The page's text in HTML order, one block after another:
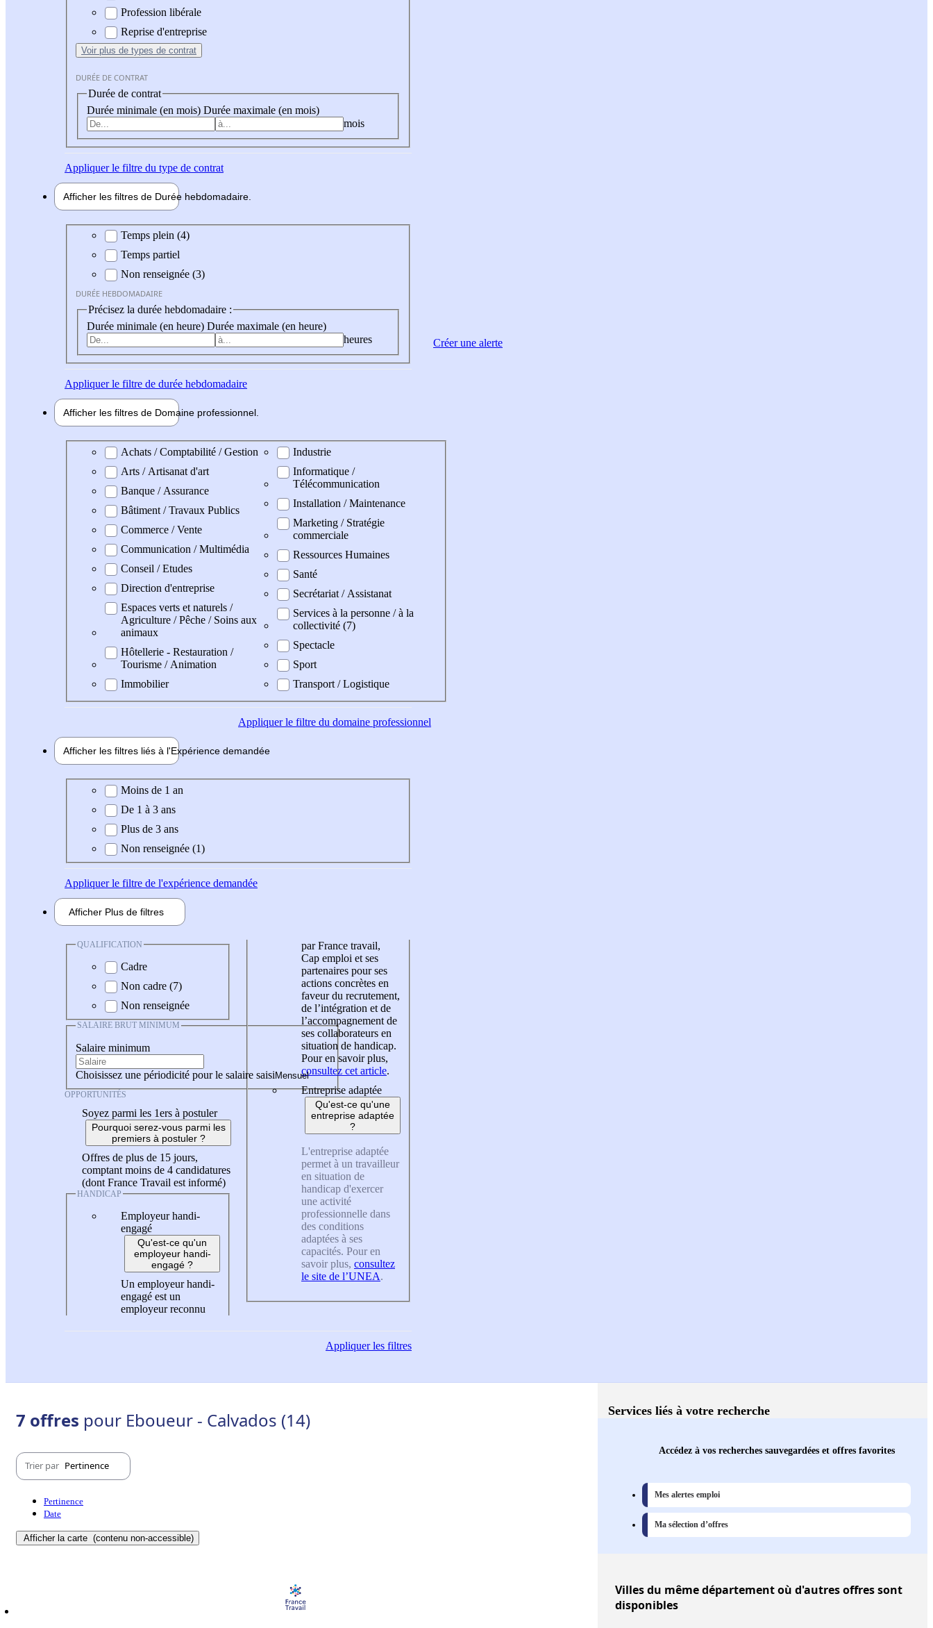
Profession libérale
Reprise d'entreprise
Voir plus de types de contrat
DURÉE DE CONTRAT
Durée de contrat
Durée minimale (en mois) Durée maximale (en mois)
mois
Appliquerle filtre du type de contrat
Afficher les filtres de Durée hebdomadaire
Durée hebdomadaire
Temps plein (4)
Temps partiel
Non renseignée (3)
DURÉE HEBDOMADAIRE
Précisez la durée hebdomadaire :
Durée minimale (en heure) Durée maximale (en heure)
heures
Appliquerle filtre de durée hebdomadaire
Afficher les filtres de Domaine professionnel
Domaine professionel
Achats / Comptabilité / Gestion
Arts / Artisanat d'art
Banque / Assurance
Bâtiment / Travaux Publics
Commerce / Vente
Communication / Multimédia
Conseil / Etudes
Direction d'entreprise
Espaces verts et naturels /
Agriculture / Pêche / Soins aux
animaux
Hôtellerie - Restauration /
Tourisme / Animation
Immobilier
Industrie
Informatique /
Télécommunication
Installation / Maintenance
Marketing / Stratégie
commerciale
Ressources Humaines
Santé
Secrétariat / Assistanat
Services à la personne / à la
collectivité (7)
Spectacle
Sport
Transport / Logistique
Appliquerle filtre du domaine professionnel
Afficher les filtres liés à l'Expérience demandée
Expérience demandée
Moins de 1 an
De 1 à 3 ans
Plus de 3 ans
Non renseignée (1)
Appliquerle filtre de l'expérience demandée
Afficher Plus de filtres
QUALIFICATION
Cadre
Non cadre (7)
Non renseignée
SALAIRE BRUT MINIMUM
Salaire minimum
Choisissez une périodicité pour le salaire saisi
OPPORTUNITÉS
Soyez parmi les 1ers à postuler
Pourquoi serez-vous parmi les
premiers à postuler ?
Offres de plus de 15 jours,
comptant moins de 4 candidatures
(dont France Travail est informé)
HANDICAP
Employeur handi-
engagé
Qu'est-ce qu'un
employeur handi-
engagé ?
Un employeur handi-
engagé est un
employeur reconnu
par France travail,
Cap emploi et ses
partenaires pour ses
actions concrètes en
faveur du recrutement,
de l’intégration et de
l’accompagnement de
ses collaborateurs en
situation de handicap.
Pour en savoir plus,
consultez cet article.
Entreprise adaptée
Qu'est-ce qu'une
entreprise adaptée
?
L'entreprise adaptée
permet à un travailleur
en situation de
handicap d'exercer
une activité
professionnelle dans
des conditions
adaptées à ses
capacités. Pour en
savoir plus, consultez
le site de l’UNEA.
Appliquerles filtres
Créer une alerte
7 offres pour Eboueur - Calvados (14)
Trier par Pertinence
Pertinence
Date
Afficher la carte (contenu non-accessible)
Services liés à votre recherche
Accédez à vos recherches sauvegardées et offres favorites
Mes alertes emploi
Ma sélection d’offres
Villesdu même département où d'autres offres sont
disponibles